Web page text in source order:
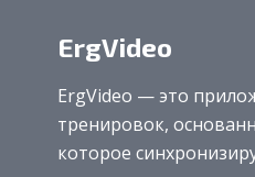
ErgVideo
ErgVideo — это
тренировок,
которое